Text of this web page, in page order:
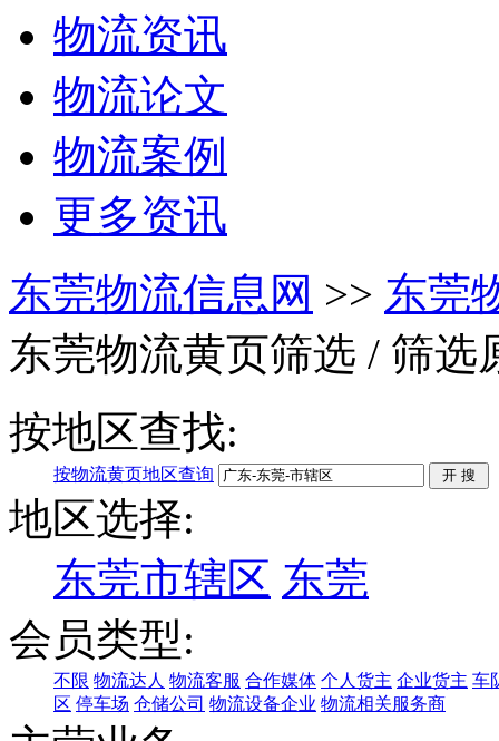
物流资讯
物流论文
物流案例
更多资讯
东莞物流信息网 >> 东莞
东莞物流黄页筛选 / 筛选
按地区查找:
按物流黄页地区查询
地区选择:
东莞市辖区 东莞
会员类型:
不限 物流达人 物流客服 合作媒体 个人货主 企业货主 车
区 停车场 仓储公司 物流设备企业 物流相关服务商